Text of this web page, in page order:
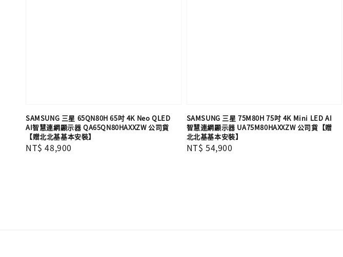
SAMSUNG 三星 65QN80H 65吋 4K Neo QLED
AI智慧連網顯示器 QA65QN80HAXXZW 公司貨
【贈北北基基本安裝】
Regular
NT$ 48,900
SAMSUNG 三星 75M80H 75吋 4K Mini LED AI
智慧連網顯示器 UA75M80HAXXZW 公司貨【贈
北北基基本安裝】
Regular
NT$ 54,900